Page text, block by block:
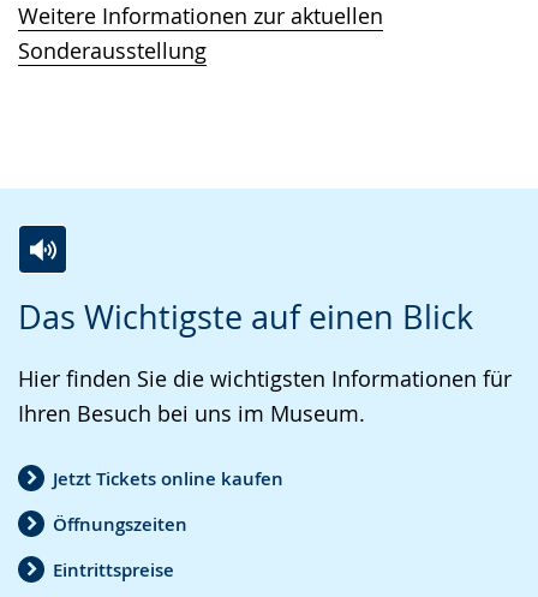
Weitere Informationen zur aktuellen
Sonderausstellung
Das Wichtigste auf einen Blick
Hier finden Sie die wichtigsten Informationen für
Ihren Besuch bei uns im Museum.
Jetzt Tickets online kaufen
Öffnungszeiten
Eintrittspreise
u
L
e
i
c
h
t
k
i
v
i
e
r
e
i
V
i
d
e
o
i